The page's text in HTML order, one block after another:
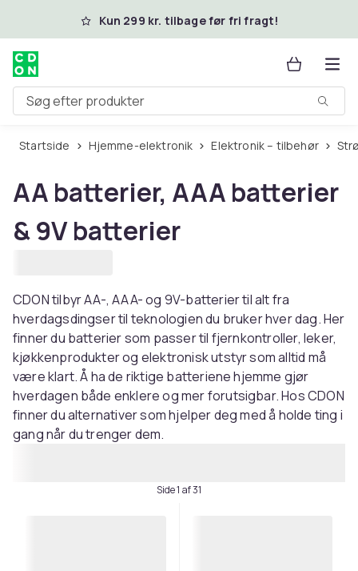
Spring til hovedindhold
Kun 299 kr. tilbage før fri fragt!
Søg efter produkter
Startside Hjemme-elektronik Elektronik – tilbehør
AA batterier, AAA batterier
& 9V batterier
CDON tilbyr AA-, AAA- og 9V-batterier til alt fra
hverdagsdingser til teknologien du bruker hver dag. Her
finner du batterier som passer til fjernkontroller, leker,
kjøkkenprodukter og elektronisk utstyr som alltid må
være klart. Å ha de riktige batteriene hjemme gjør
hverdagen både enklere og mer forutsigbar. Hos CDON
finner du alternativer som hjelper deg med å holde ting i
gang når du trenger dem.
Side 1 af 31